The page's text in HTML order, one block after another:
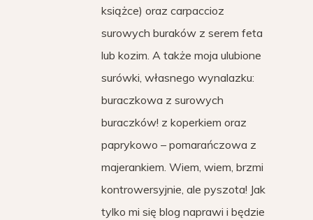
książce) oraz carpaccioz
surowych buraków z serem feta
lub kozim. A także moja ulubione
surówki, własnego wynalazku:
buraczkowa z surowych
buraczków! z koperkiem oraz
paprykowo – pomarańczowa z
majerankiem. Wiem, wiem, brzmi
kontrowersyjnie, ale pyszota! Jak
tylko mi się blog naprawi i będzie